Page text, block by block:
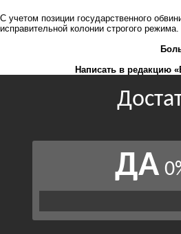
С учетом позиции государственного
исправительной колонии строгого режима.
Написать в редакцию